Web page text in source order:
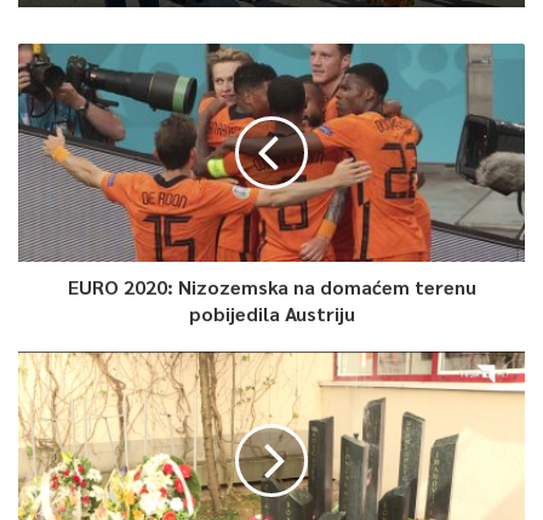
0
Article Rating
EURO 2020: Nizozemska na domaćem terenu
pobijedila Austriju